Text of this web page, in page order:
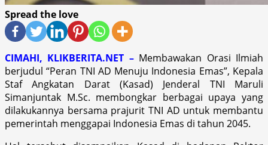
Spread the love
CIMAHI, KLIKBERITA.NET –Membawakan Orasi Ilmiah
berjudul “Peran TNI AD Menuju Indonesia Emas”, Kepala
Staf Angkatan Darat (Kasad) Jenderal TNI Maruli
Simanjuntak M.Sc. membongkar berbagai upaya yang
dilakukannya bersama prajurit TNI AD untuk membantu
pemerintah menggapai Indonesia Emas di tahun 2045.